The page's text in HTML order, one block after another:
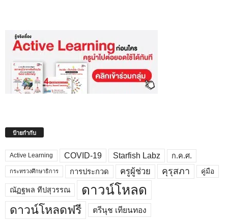
ป้ายกำกับ
Active Learning COVID-19 Starfish Labz ก.ค.ศ.
กระทรวงศึกษาธิการ การประกวด ครูผู้ช่วย คุรุสภา คู่มือ
ณัฏฐพล ทีปสุวรรณ ดาวน์โหลด
ดาวน์โหลดฟรี ตรีนุช เทียนทอง